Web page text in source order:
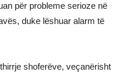
për probleme serioze në
duke lëshuar alarm të
shoferëve, veçanërisht